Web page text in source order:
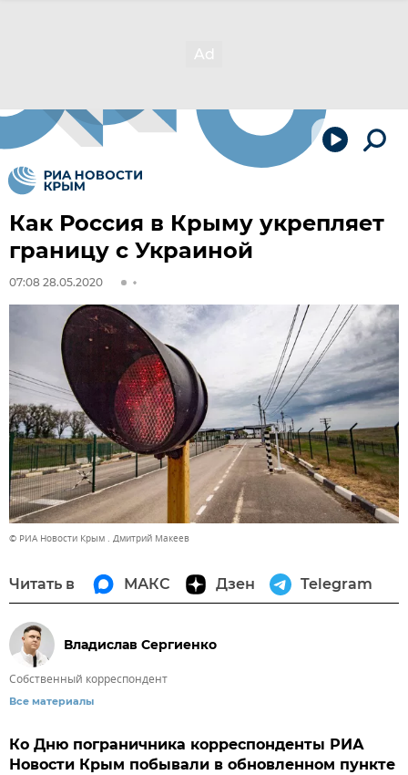
Как Россия в Крыму укрепляет
границу с Украиной
07:08 28.05.2020
© РИА Новости Крым . Дмитрий Макеев
Читать в МАКС Дзен Telegram
Владислав Сергиенко
Собственный корреспондент
Все материалы
Ко Дню пограничника корреспонденты РИА
Новости Крым побывали в обновленном пункте